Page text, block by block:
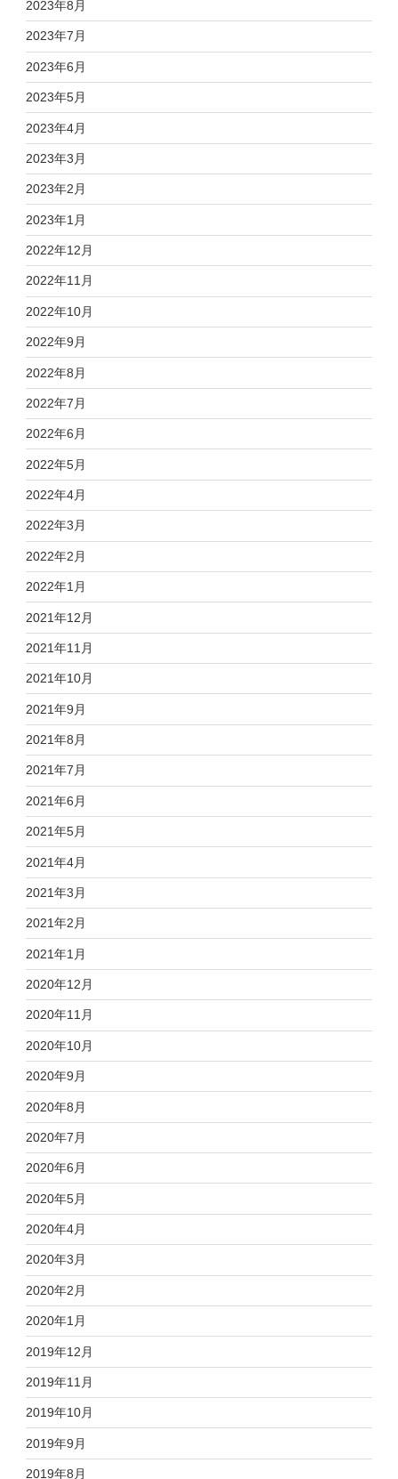
2023年8月
2023年7月
2023年6月
2023年5月
2023年4月
2023年3月
2023年2月
2023年1月
2022年12月
2022年11月
2022年10月
2022年9月
2022年8月
2022年7月
2022年6月
2022年5月
2022年4月
2022年3月
2022年2月
2022年1月
2021年12月
2021年11月
2021年10月
2021年9月
2021年8月
2021年7月
2021年6月
2021年5月
2021年4月
2021年3月
2021年2月
2021年1月
2020年12月
2020年11月
2020年10月
2020年9月
2020年8月
2020年7月
2020年6月
2020年5月
2020年4月
2020年3月
2020年2月
2020年1月
2019年12月
2019年11月
2019年10月
2019年9月
2019年8月